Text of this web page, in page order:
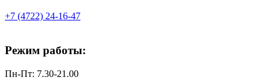
+7 (4722) 24-16-47
Режим работы:
Пн-Пт: 7.30-21.00